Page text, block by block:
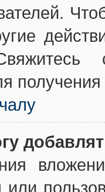
получения